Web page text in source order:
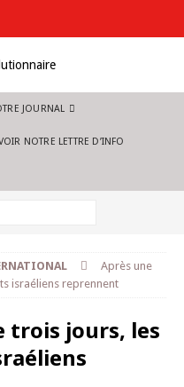
JOURNAL
NOTRE LETTRE D’INFO
Après une
israéliens reprennent
trois jours, les